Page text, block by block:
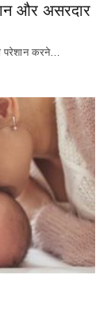
और असरदार
परेशान करने…